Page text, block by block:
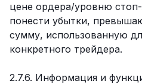
цене ордера/уровню
понести убытки,
сумму, использованную
конкретного трейдера.
2.7.6. Информация и